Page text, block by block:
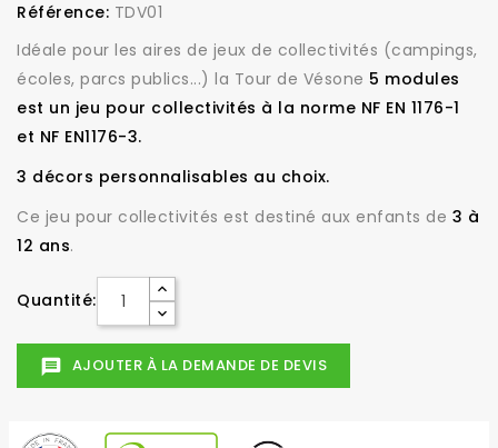
Référence: TDV01
Idéale pour les aires de jeux de collectivités (campings,
écoles, parcs publics...) la Tour de Vésone 5 modules
est un jeu pour collectivités à la norme NF EN 1176-1
et NF EN1176-3.
3 décors personnalisables au choix.
Ce jeu pour collectivités est destiné aux enfants de 3 à
12 ans.
Quantité:
message AJOUTER À LA DEMANDE DE DEVIS